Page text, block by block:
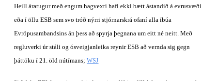
Heill áratugur með engum hagvexti hafi ekki bætt ástandið á evrusvæði
eða í öllu ESB sem svo tróð nýrri stjórnarskrá ofaní alla íbúa
Evrópusambandsins án þess að spyrja þegnana um eitt né neitt. Með
regluverki úr stáli og ósveigjanleika reynir ESB að vernda sig gegn
þáttöku í 21. öld nútímans; WSJ